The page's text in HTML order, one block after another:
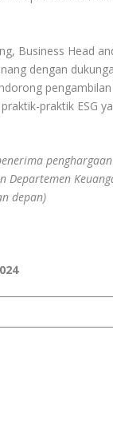
Business Head
dengan
praktik ESG
Departemen
depan)